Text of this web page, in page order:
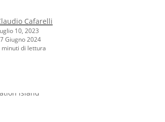
Cafarelli
10, 2023
Giugno 2024
minuti di lettura